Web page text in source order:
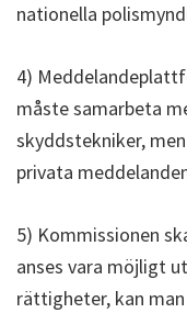
nationella
4)
måste samarbeta
skyddstekniker,
privata
5) Kommissionen
anses vara möjligt
rättigheter, kan